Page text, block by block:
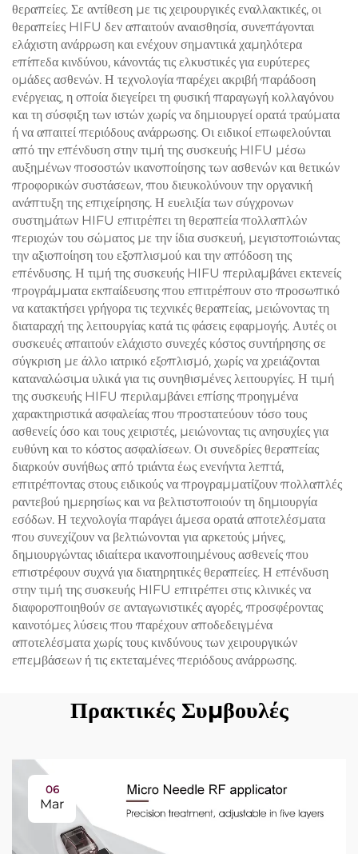
θεραπείες. Σε αντίθεση με τις χειρουργικές εναλλακτικές, οι
θεραπείες HIFU δεν απαιτούν αναισθησία, συνεπάγονται
ελάχιστη ανάρρωση και ενέχουν σημαντικά χαμηλότερα
επίπεδα κινδύνου, κάνοντάς τις ελκυστικές για ευρύτερες
ομάδες ασθενών. Η τεχνολογία παρέχει ακριβή παράδοση
ενέργειας, η οποία διεγείρει τη φυσική παραγωγή κολλαγόνου
και τη σύσφιξη των ιστών χωρίς να δημιουργεί ορατά τραύματα
ή να απαιτεί περιόδους ανάρρωσης. Οι ειδικοί επωφελούνται
από την επένδυση στην τιμή της συσκευής HIFU μέσω
αυξημένων ποσοστών ικανοποίησης των ασθενών και θετικών
προφορικών συστάσεων, που διευκολύνουν την οργανική
ανάπτυξη της επιχείρησης. Η ευελιξία των σύγχρονων
συστημάτων HIFU επιτρέπει τη θεραπεία πολλαπλών
περιοχών του σώματος με την ίδια συσκευή, μεγιστοποιώντας
την αξιοποίηση του εξοπλισμού και την απόδοση της
επένδυσης. Η τιμή της συσκευής HIFU περιλαμβάνει εκτενείς
προγράμματα εκπαίδευσης που επιτρέπουν στο προσωπικό
να κατακτήσει γρήγορα τις τεχνικές θεραπείας, μειώνοντας τη
διαταραχή της λειτουργίας κατά τις φάσεις εφαρμογής. Αυτές οι
συσκευές απαιτούν ελάχιστο συνεχές κόστος συντήρησης σε
σύγκριση με άλλο ιατρικό εξοπλισμό, χωρίς να χρειάζονται
καταναλώσιμα υλικά για τις συνηθισμένες λειτουργίες. Η τιμή
της συσκευής HIFU περιλαμβάνει επίσης προηγμένα
χαρακτηριστικά ασφαλείας που προστατεύουν τόσο τους
ασθενείς όσο και τους χειριστές, μειώνοντας τις ανησυχίες για
ευθύνη και το κόστος ασφαλίσεων. Οι συνεδρίες θεραπείας
διαρκούν συνήθως από τριάντα έως ενενήντα λεπτά,
επιτρέποντας στους ειδικούς να προγραμματίζουν πολλαπλές
ραντεβού ημερησίως και να βελτιστοποιούν τη δημιουργία
εσόδων. Η τεχνολογία παράγει άμεσα ορατά αποτελέσματα
που συνεχίζουν να βελτιώνονται για αρκετούς μήνες,
δημιουργώντας ιδιαίτερα ικανοποιημένους ασθενείς που
επιστρέφουν συχνά για διατηρητικές θεραπείες. Η επένδυση
στην τιμή της συσκευής HIFU επιτρέπει στις κλινικές να
διαφοροποιηθούν σε ανταγωνιστικές αγορές, προσφέροντας
καινοτόμες λύσεις που παρέχουν αποδεδειγμένα
αποτελέσματα χωρίς τους κινδύνους των χειρουργικών
επεμβάσεων ή τις εκτεταμένες περιόδους ανάρρωσης.
Πρακτικές Συμβουλές
06
Mar